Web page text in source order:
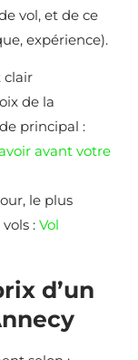
vol, et de ce
expérience).
clair
de la
principal :
avant votre
le plus
: Vol
d’un